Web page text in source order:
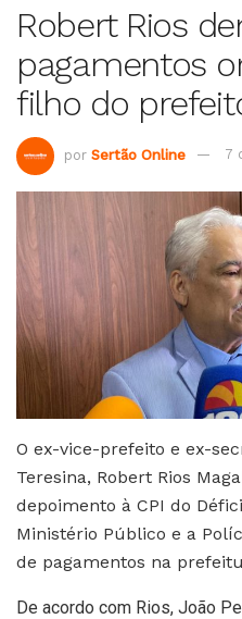
Robert Rios
pagamentos
filho do
por Sertão Online 7
O ex-vice-prefeito e ex-
Teresina, Robert Rios
depoimento à CPI do
Ministério Público e a
de pagamentos na
De acordo com Rios, João